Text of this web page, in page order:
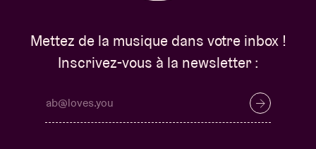
Mettez de la musique dans votre inbox !
Inscrivez-vous à la newsletter :